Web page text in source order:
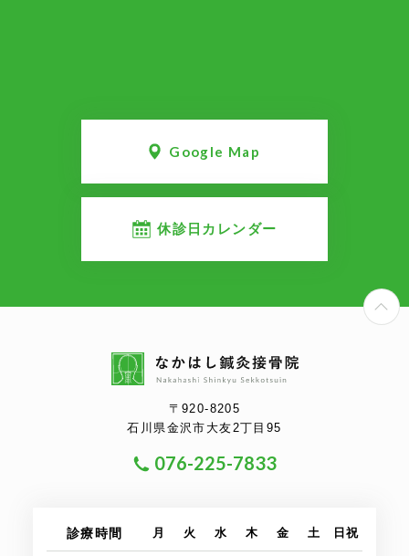
Google Map
休診日カレンダー
〒920-8205
石川県金沢市大友2丁目95
076-225-7833
診療時間 月 火 水 木 金 土 日祝